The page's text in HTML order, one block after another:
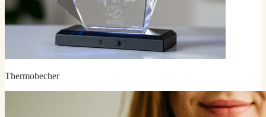
Thermobecher